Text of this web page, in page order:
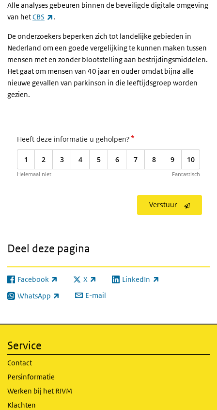
Alle analyses gebeuren binnen de beveiligde digitale omgeving
van hetCBS (externe link)
.
De onderzoekers beperken zich tot landelijke gebieden in
Nederland om een goede vergelijking te kunnen maken tussen
mensen met en zonder blootstelling aan bestrijdingsmiddelen.
Het gaat om mensen van 40 jaar en ouder omdat bijna alle
nieuwe gevallen van parkinson in die leeftijdsgroep worden
gezien.
Heeft deze informatie u geholpen?*
1 2 3 4 5 6 7 8 9 10
Helemaal niet Fantastisch
Verstuur
Deel deze pagina
Facebook
(externe link) X
(externe link) LinkedIn
(externe link)
WhatsApp
(externe link) E-mail
Service
Contact
Persinformatie
Werken bij het RIVM
Klachten